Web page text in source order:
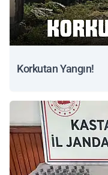
Korkutan Yangın!